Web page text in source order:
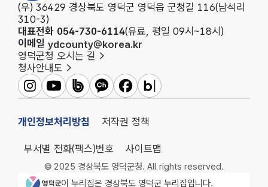
(우) 36429 경상북도 영덕군 영덕읍 군청길 116(남석리
310-3)
대표전화 054-730-6114(유료, 평일 09시~18시)
이메일 ydcounty@korea.kr
영덕군청 오시는 길
청사안내도
영덕군인스타그램
영덕군유튜브영덕군밴드영덕군카카오채널
영덕군페이스북
영덕군블로그
개인정보처리방침 저작권 정책
부서별 전화(팩스)번호 사이트맵
© 2025 경상북도 영덕군청. All rights reserved.
영덕군청 로고이 누리집은 경상북도 영덕군 누리집입니다.